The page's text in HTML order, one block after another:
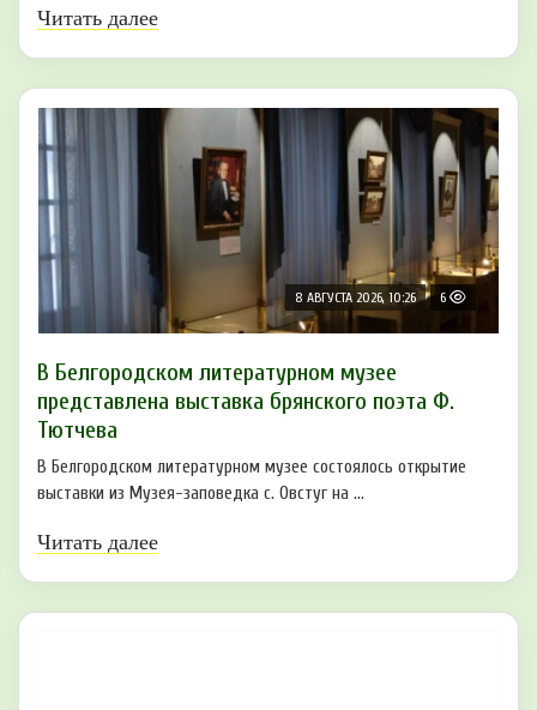
Читать далее
8 АВГУСТА 2026, 10:26 6
В Белгородском литературном музее
представлена выставка брянского поэта Ф.
Тютчева
В Белгородском литературном музее состоялось открытие
выставки из Музея-заповедка с. Овстуг на ...
Читать далее